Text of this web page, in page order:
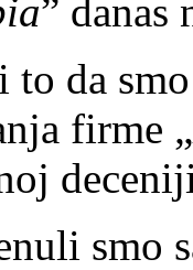
” danas
to da
firme „
smo